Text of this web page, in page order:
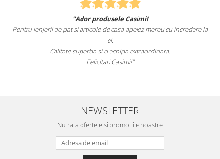
"Ador produsele Casimi!
Pentru lenjerii de pat si articole de casa apelez mereu cu incredere la
ei.
Calitate superba si o echipa extraordinara.
Felicitari Casimi!"
NEWSLETTER
Nu rata ofertele si promotiile noastre